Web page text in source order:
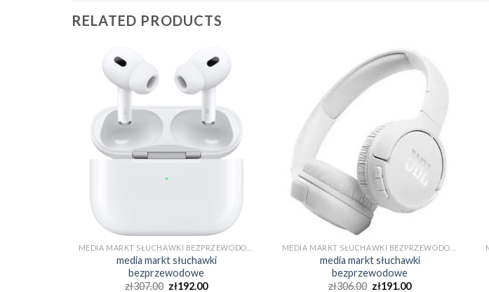
RELATED PRODUCTS
media markt słuchawki
bezprzewodowe
zł307.00 zł192.00
media markt słuchawki
bezprzewodowe
zł306.00 zł191.00